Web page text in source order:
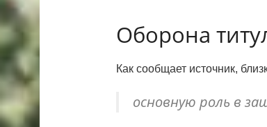
Оборона
Как сообщает источник,
основную роль в